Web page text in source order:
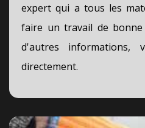
expert qui a tous les
faire un travail de
d'autres informations,
directement.